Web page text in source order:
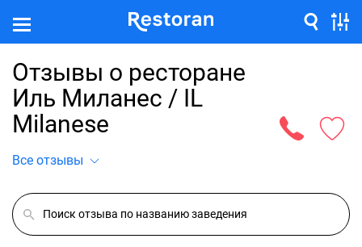
Отзывы о ресторане
Иль Миланес / IL
Milanese
Все отзывы